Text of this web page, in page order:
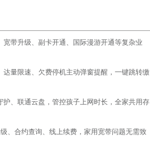
带升级、副卡开通、国际漫游开通等复杂业
量限速、欠费停机主动弹窗提醒，一键跳转缴
、联通云盘，管控孩子上网时长，全家共用存
、合约查询、线上续费，家用宽带问题无需致